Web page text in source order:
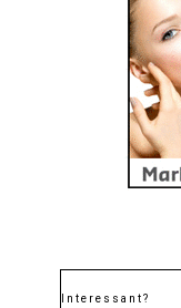
Interessant?